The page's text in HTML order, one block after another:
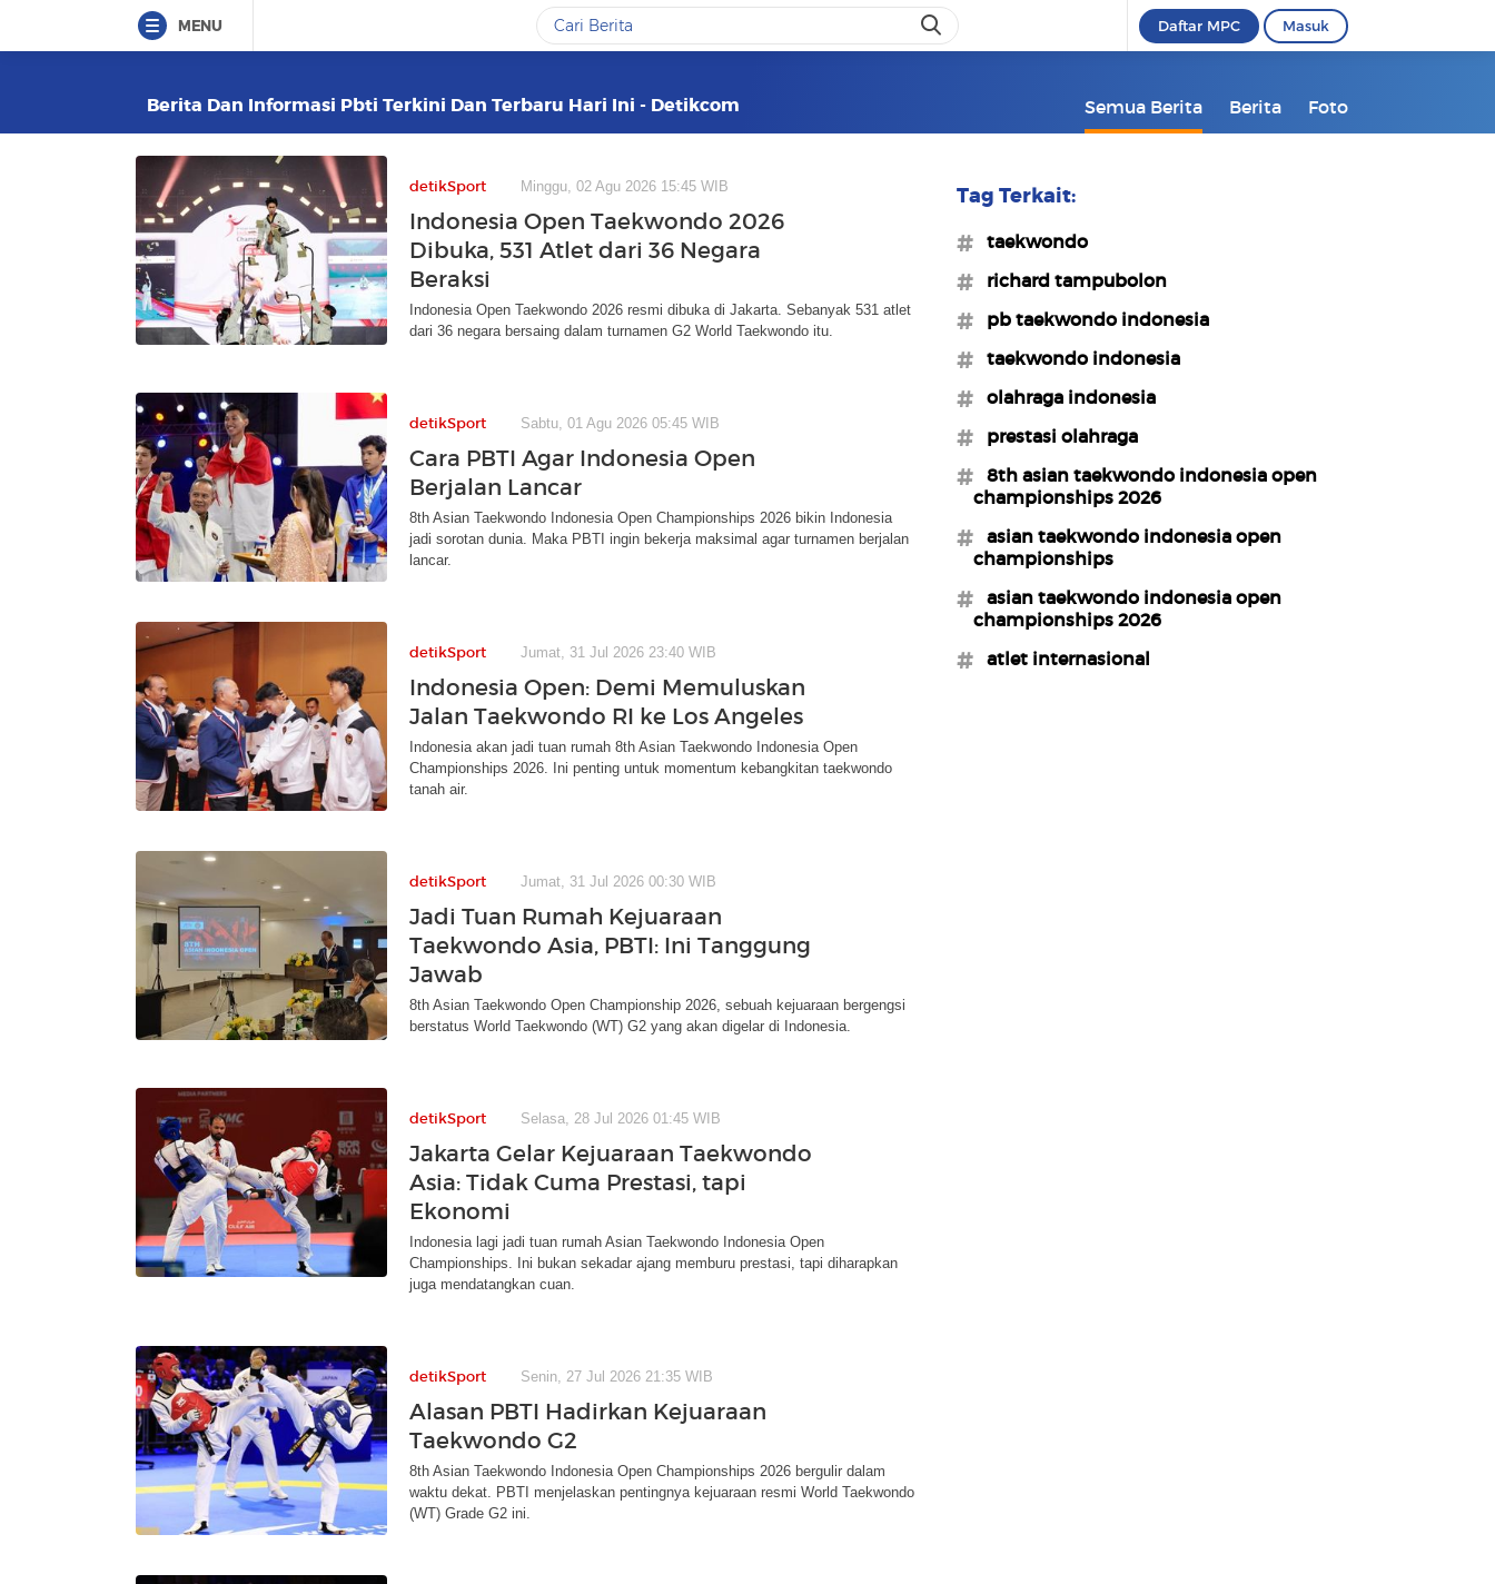
MENU Daftar MPC Masuk
Berita Dan Informasi Pbti Terkini Dan Terbaru Hari Ini - Detikcom Semua Berita Berita Foto
detikSport Minggu, 02 Agu 2026 15:45 WIB
Indonesia Open Taekwondo 2026
Dibuka, 531 Atlet dari 36 Negara
Beraksi
Indonesia Open Taekwondo 2026 resmi dibuka di Jakarta. Sebanyak 531 atlet
dari 36 negara bersaing dalam turnamen G2 World Taekwondo itu.
detikSport Sabtu, 01 Agu 2026 05:45 WIB
Cara PBTI Agar Indonesia Open
Berjalan Lancar
8th Asian Taekwondo Indonesia Open Championships 2026 bikin Indonesia
jadi sorotan dunia. Maka PBTI ingin bekerja maksimal agar turnamen berjalan
lancar.
detikSport Jumat, 31 Jul 2026 23:40 WIB
Indonesia Open: Demi Memuluskan
Jalan Taekwondo RI ke Los Angeles
Indonesia akan jadi tuan rumah 8th Asian Taekwondo Indonesia Open
Championships 2026. Ini penting untuk momentum kebangkitan taekwondo
tanah air.
detikSport Jumat, 31 Jul 2026 00:30 WIB
Jadi Tuan Rumah Kejuaraan
Taekwondo Asia, PBTI: Ini Tanggung
Jawab
8th Asian Taekwondo Open Championship 2026, sebuah kejuaraan bergengsi
berstatus World Taekwondo (WT) G2 yang akan digelar di Indonesia.
detikSport Selasa, 28 Jul 2026 01:45 WIB
Jakarta Gelar Kejuaraan Taekwondo
Asia: Tidak Cuma Prestasi, tapi
Ekonomi
Indonesia lagi jadi tuan rumah Asian Taekwondo Indonesia Open
Championships. Ini bukan sekadar ajang memburu prestasi, tapi diharapkan
juga mendatangkan cuan.
detikSport Senin, 27 Jul 2026 21:35 WIB
Alasan PBTI Hadirkan Kejuaraan
Taekwondo G2
8th Asian Taekwondo Indonesia Open Championships 2026 bergulir dalam
waktu dekat. PBTI menjelaskan pentingnya kejuaraan resmi World Taekwondo
(WT) Grade G2 ini.
Tag Terkait:
#taekwondo
#richard tampubolon
#pb taekwondo indonesia
#taekwondo indonesia
#olahraga indonesia
#prestasi olahraga
#8th asian taekwondo indonesia open
championships 2026
#asian taekwondo indonesia open
championships
#asian taekwondo indonesia open
championships 2026
#atlet internasional